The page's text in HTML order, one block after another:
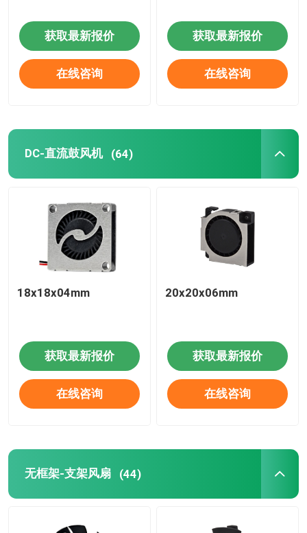
获取最新报价
在线咨询
获取最新报价
在线咨询
DC-直流鼓风机 (64)
18x18x04mm
获取最新报价
在线咨询
20x20x06mm
获取最新报价
在线咨询
无框架-支架风扇 (44)